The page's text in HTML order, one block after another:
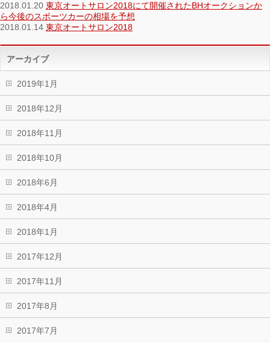
2018.01.20 東京オートサロン2018にて開催されたBHオークションか
ら今後のスポーツカーの相場を予想
2018.01.14 東京オートサロン2018
アーカイブ
2019年1月
2018年12月
2018年11月
2018年10月
2018年6月
2018年4月
2018年1月
2017年12月
2017年11月
2017年8月
2017年7月